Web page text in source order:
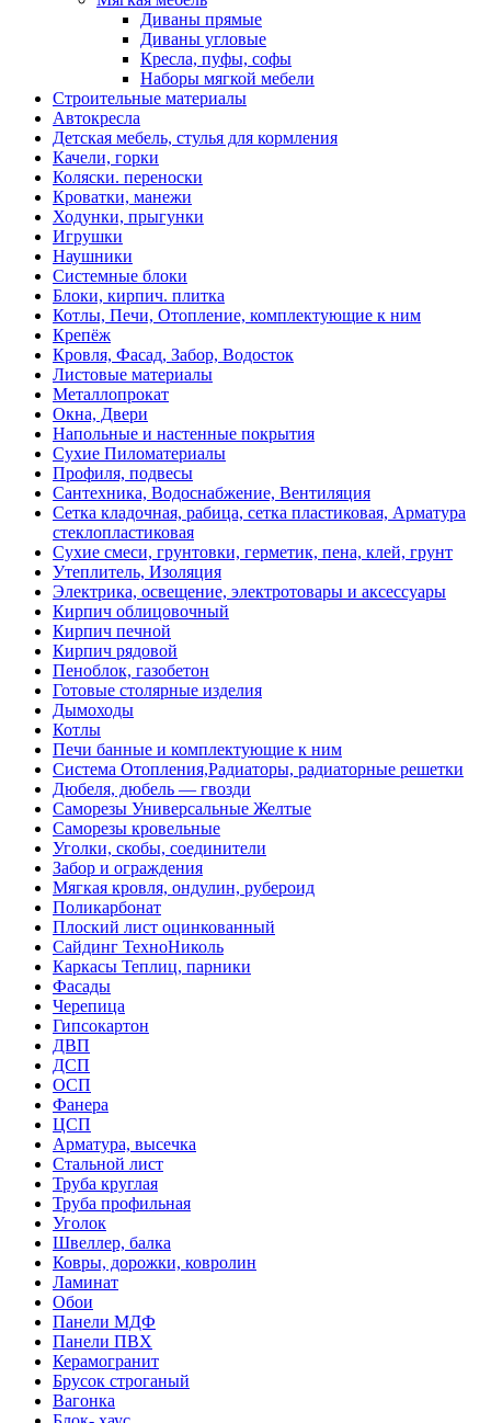
Диваны прямые
Диваны угловые
Кресла, пуфы, софы
Наборы мягкой мебели
Строительные материалы
Автокресла
Детская мебель, стулья для кормления
Качели, горки
Коляски. переноски
Кроватки, манежи
Ходунки, прыгунки
Игрушки
Наушники
Системные блоки
Блоки, кирпич. плитка
Котлы, Печи, Отопление, комплектующие к ним
Крепёж
Кровля, Фасад, Забор, Водосток
Листовые материалы
Металлопрокат
Окна, Двери
Напольные и настенные покрытия
Сухие Пиломатериалы
Профиля, подвесы
Сантехника, Водоснабжение, Вентиляция
Сетка кладочная, рабица, сетка пластиковая, Арматура
стеклопластиковая
Сухие смеси, грунтовки, герметик, пена, клей, грунт
Утеплитель, Изоляция
Электрика, освещение, электротовары и аксессуары
Кирпич облицовочный
Кирпич печной
Кирпич рядовой
Пеноблок, газобетон
Готовые столярные изделия
Дымоходы
Котлы
Печи банные и комплектующие к ним
Система Отопления,Радиаторы, радиаторные решетки
Дюбеля, дюбель — гвозди
Саморезы Универсальные Желтые
Саморезы кровельные
Уголки, скобы, соединители
Забор и ограждения
Мягкая кровля, ондулин, рубероид
Поликарбонат
Плоский лист оцинкованный
Сайдинг ТехноНиколь
Каркасы Теплиц, парники
Фасады
Черепица
Гипсокартон
ДВП
ДСП
ОСП
Фанера
ЦСП
Арматура, высечка
Стальной лист
Труба круглая
Труба профильная
Уголок
Швеллер, балка
Ковры, дорожки, ковролин
Ламинат
Обои
Панели МДФ
Панели ПВХ
Керамогранит
Брусок строганый
Вагонка